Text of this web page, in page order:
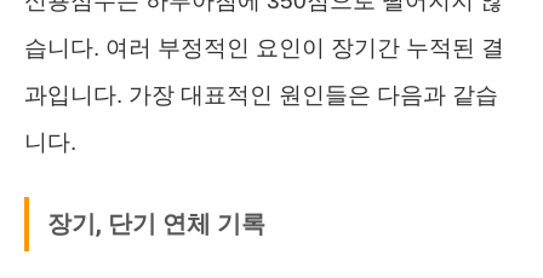
습니다. 여러 부정적인 요인이 장기간 누적된 결
과입니다. 가장 대표적인 원인들은 다음과 같습
니다.
장기, 단기 연체 기록